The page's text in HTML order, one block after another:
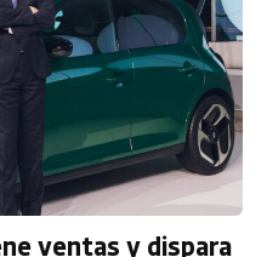
ventas y dispara